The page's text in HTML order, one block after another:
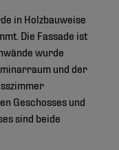
in Holzbauweise
Die Fassade ist
wurde
und der
Geschosses und
sind beide